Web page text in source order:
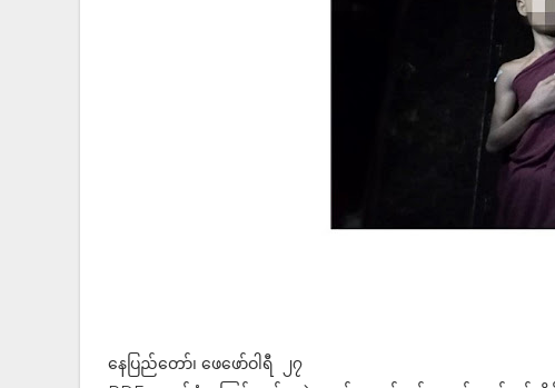
နေပြည်တော်၊ ဖေဖော်ဝါရီ ၂၇